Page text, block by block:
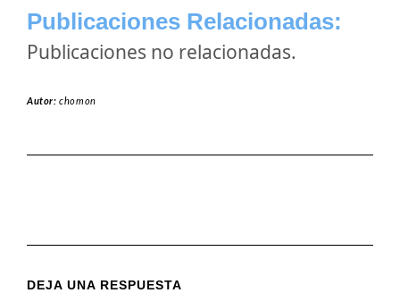
Publicaciones Relacionadas:
Publicaciones no relacionadas.
Autor:chomon
DEJA UNA RESPUESTA